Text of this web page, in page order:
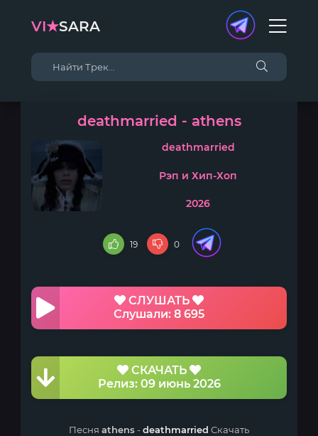
VI★SARA
deathmarried - athens
deathmarried
Рэп и Хип-Хоп
2026
19 0
СЛУШАТЬ
Слушали: 8 695
СКАЧАТЬ
Релиз: 09 июнь 2026
Песня athens-deathmarried Скачать